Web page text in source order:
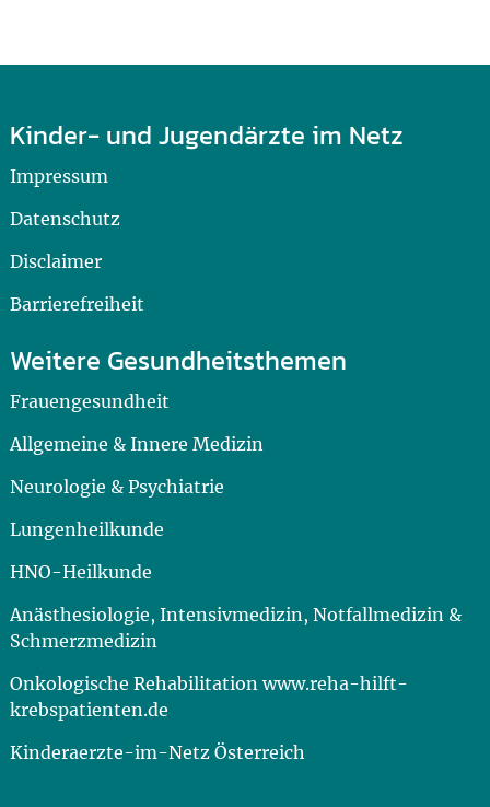
Kinder- und Jugendärzte im Netz
Impressum
Datenschutz
Disclaimer
Barrierefreiheit
Weitere Gesundheitsthemen
Frauengesundheit
Allgemeine & Innere Medizin
Neurologie & Psychiatrie
Lungenheilkunde
HNO-Heilkunde
Anästhesiologie, Intensivmedizin, Notfallmedizin &
Schmerzmedizin
Onkologische Rehabilitation www.reha-hilft-
krebspatienten.de
Kinderaerzte-im-Netz Österreich